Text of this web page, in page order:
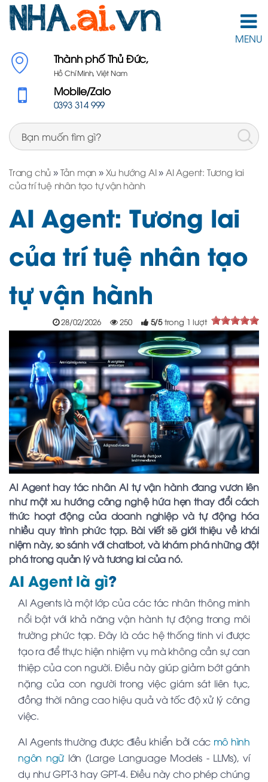
MENU
Thành phố Thủ Đức,
Hồ Chí Minh, Việt Nam
Mobile/Zalo
0393 314 999
Trang chủ » Tản mạn » Xu hướng AI» AI Agent: Tương lai
của trí tuệ nhân tạo tự vận hành
AI Agent: Tương lai
của trí tuệ nhân tạo
tự vận hành
28/02/2026 250 5/5 trong 1 lượt
AI Agent hay tác nhân AI tự vận hành đang vươn lên
như một xu hướng công nghệ hứa hẹn thay đổi cách
thức hoạt động của doanh nghiệp và tự động hóa
nhiều quy trình phức tạp. Bài viết sẽ giới thiệu về khái
niệm này, so sánh với chatbot, và khám phá những đột
phá trong quản lý và tương lai của nó.
AI Agent là gì?
AI Agents là một lớp của các tác nhân thông minh
nổi bật với khả năng vận hành tự động trong môi
trường phức tạp. Đây là các hệ thống tinh vi được
tạo ra để thực hiện nhiệm vụ mà không cần sự can
thiệp của con người. Điều này giúp giảm bớt gánh
nặng của con người trong việc giám sát liên tục,
đồng thời nâng cao hiệu quả và tốc độ xử lý công
việc.
AI Agents thường được điều khiển bởi các mô hình
ngôn ngữ lớn (Large Language Models - LLMs), ví
dụ như GPT-3 hay GPT-4. Điều này cho phép chúng